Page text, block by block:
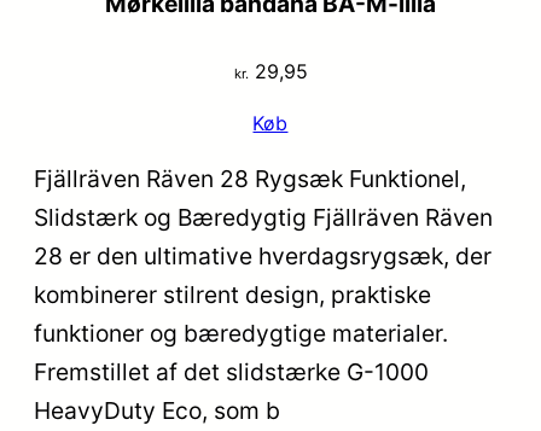
kr. 29,95
Køb
Fjällräven Räven 28 Rygsæk Funktionel,
Slidstærk og Bæredygtig Fjällräven Räven
28 er den ultimative hverdagsrygsæk, der
kombinerer stilrent design, praktiske
funktioner og bæredygtige materialer.
Fremstillet af det slidstærke G-1000
HeavyDuty Eco, som b